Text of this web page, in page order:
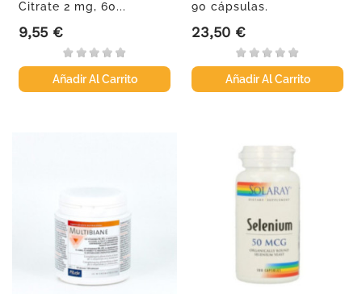
Citrate 2 mg, 60...
Precio
9,55 €
Añadir Al Carrito
90 cápsulas.
Precio
23,50 €
Añadir Al Carrito